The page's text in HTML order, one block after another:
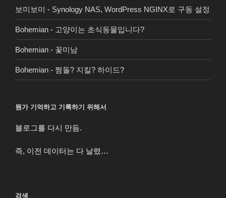
보미보미 - Synology NAS, WordPress NGINX로 구동 설정
Bohemian - 고양이는 초식동물입니다?
Bohemian - 꽃미남
Bohemian - 쩜돌? 지킬? 하이드?
뭔가 기억하고 기록하기 위해서
블로그를 다시 만듬.
즉, 이전 데이터는 다 날렸…
검색